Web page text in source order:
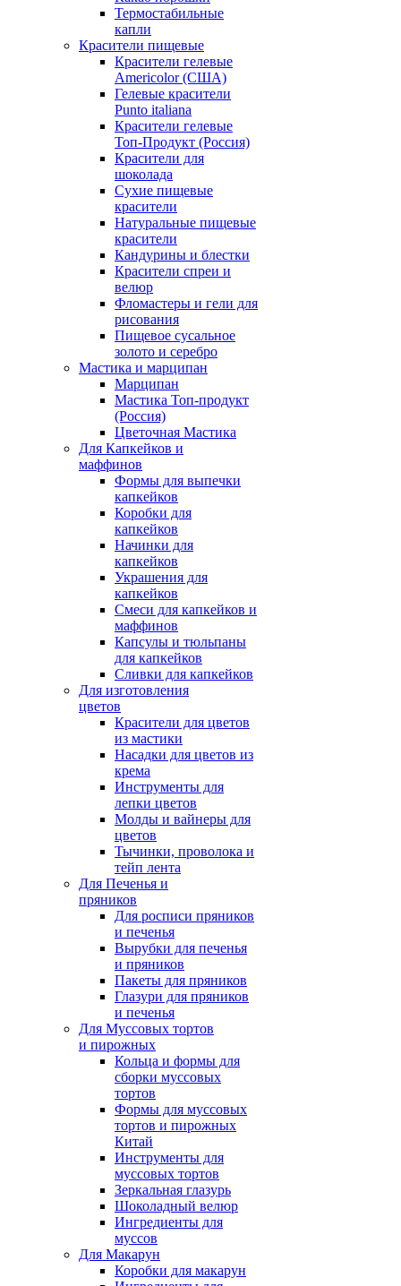
Термостабильные
капли
Красители пищевые
Красители гелевые
Americolor (США)
Гелевые красители
Punto italiana
Красители гелевые
Топ-Продукт (Россия)
Красители для
шоколада
Сухие пищевые
красители
Натуральные пищевые
красители
Кандурины и блестки
Красители спреи и
велюр
Фломастеры и гели для
рисования
Пищевое сусальное
золото и серебро
Мастика и марципан
Марципан
Мастика Топ-продукт
(Россия)
Цветочная Мастика
Для Капкейков и
маффинов
Формы для выпечки
капкейков
Коробки для
капкейков
Начинки для
капкейков
Украшения для
капкейков
Смеси для капкейков и
маффинов
Капсулы и тюльпаны
для капкейков
Сливки для капкейков
Для изготовления
цветов
Красители для цветов
из мастики
Насадки для цветов из
крема
Инструменты для
лепки цветов
Молды и вайнеры для
цветов
Тычинки, проволока и
тейп лента
Для Печенья и
пряников
Для росписи пряников
и печенья
Вырубки для печенья
и пряников
Пакеты для пряников
Глазури для пряников
и печенья
Для Муссовых тортов
и пирожных
Кольца и формы для
сборки муссовых
тортов
Формы для муссовых
тортов и пирожных
Китай
Инструменты для
муссовых тортов
Зеркальная глазурь
Шоколадный велюр
Ингредиенты для
муссов
Для Макарун
Коробки для макарун